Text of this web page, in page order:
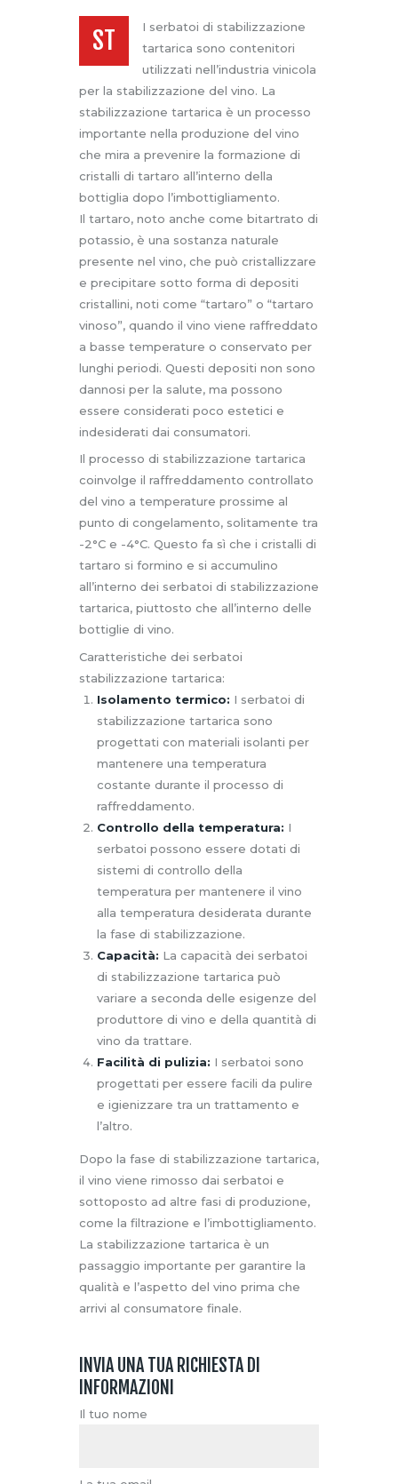
ST
INOX
I serbatoi di stabilizzazione
tartarica sono contenitori
utilizzati nell’industria vinicola
per la stabilizzazione del vino. La
stabilizzazione tartarica è un processo
importante nella produzione del vino
che mira a prevenire la formazione di
cristalli di tartaro all’interno della
bottiglia dopo l’imbottigliamento.
Il tartaro, noto anche come bitartrato di
potassio, è una sostanza naturale
presente nel vino, che può cristallizzare
e precipitare sotto forma di depositi
cristallini, noti come “tartaro” o “tartaro
vinoso”, quando il vino viene raffreddato
a basse temperature o conservato per
lunghi periodi. Questi depositi non sono
dannosi per la salute, ma possono
essere considerati poco estetici e
indesiderati dai consumatori.
Il processo di stabilizzazione tartarica
coinvolge il raffreddamento controllato
del vino a temperature prossime al
punto di congelamento, solitamente tra
-2°C e -4°C. Questo fa sì che i cristalli di
tartaro si formino e si accumulino
all’interno dei serbatoi di stabilizzazione
tartarica, piuttosto che all’interno delle
bottiglie di vino.
Caratteristiche dei serbatoi
stabilizzazione tartarica:
Isolamento termico: I serbatoi di
stabilizzazione tartarica sono
progettati con materiali isolanti per
mantenere una temperatura
costante durante il processo di
raffreddamento.
Controllo della temperatura: I
serbatoi possono essere dotati di
sistemi di controllo della
temperatura per mantenere il vino
alla temperatura desiderata durante
la fase di stabilizzazione.
Capacità: La capacità dei serbatoi
di stabilizzazione tartarica può
variare a seconda delle esigenze del
produttore di vino e della quantità di
vino da trattare.
Facilità di pulizia: I serbatoi sono
progettati per essere facili da pulire
e igienizzare tra un trattamento e
l’altro.
Dopo la fase di stabilizzazione tartarica,
il vino viene rimosso dai serbatoi e
sottoposto ad altre fasi di produzione,
come la filtrazione e l’imbottigliamento.
La stabilizzazione tartarica è un
passaggio importante per garantire la
qualità e l’aspetto del vino prima che
arrivi al consumatore finale.
INVIA UNA TUA RICHIESTA DI
INFORMAZIONI
Il tuo nome